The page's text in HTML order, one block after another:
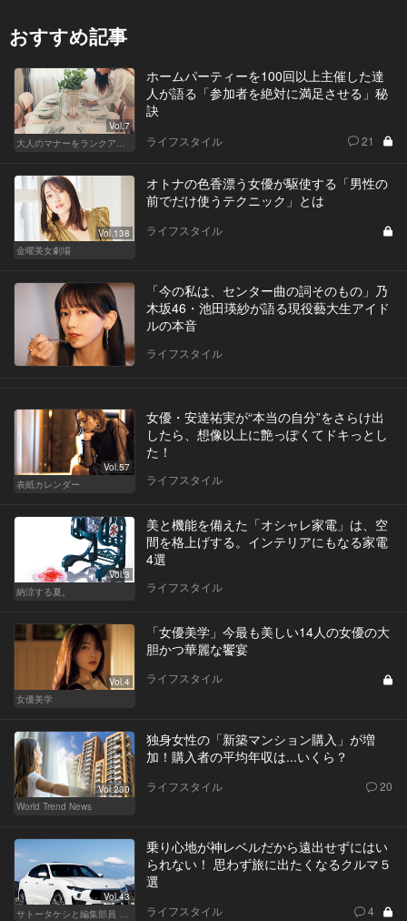
おすすめ記事
Vol.7
大人のマナーをランクアップせよ
ホームパーティーを100回以上主催した達
人が語る「参加者を絶対に満足させる」秘
訣
ライフスタイル 21
Vol.138
金曜美女劇場
オトナの色香漂う女優が駆使する「男性の
前でだけ使うテクニック」とは
ライフスタイル
「今の私は、センター曲の詞そのもの」乃
木坂46・池田瑛紗が語る現役藝大生アイド
ルの本音
ライフスタイル
Vol.57
表紙カレンダー
女優・安達祐実が“本当の自分”をさらけ出
したら、想像以上に艶っぽくてドキっとし
た！
ライフスタイル
Vol.3
納涼する夏。
美と機能を備えた「オシャレ家電」は、空
間を格上げする。インテリアにもなる家電
4選
ライフスタイル
Vol.4
女優美学
「女優美学」今最も美しい14人の女優の大
胆かつ華麗な饗宴
ライフスタイル
Vol.230
World Trend News
独身女性の「新築マンション購入」が増
加！購入者の平均年収は...いくら？
ライフスタイル 20
Vol.43
サトータケシと編集部員 船山の"CAR GENTSへの道"
乗り心地が神レベルだから遠出せずにはい
られない！ 思わず旅に出たくなるクルマ５
選
ライフスタイル 4